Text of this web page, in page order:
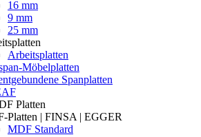
16 mm
9 mm
25 mm
Arbeitsplatten
Möbelplatten
Spanplatten
Platten
Platten | FINSA | EGGER
MDF Standard